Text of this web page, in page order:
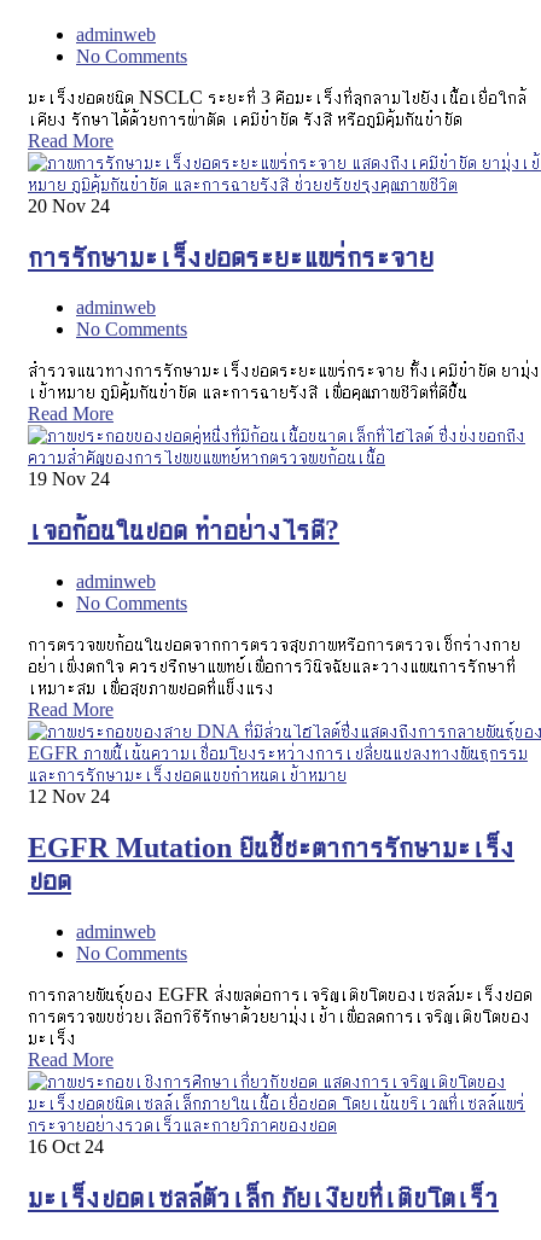
adminweb
No Comments
มะเร็งปอดชนิด NSCLC ระยะที่ 3 คือมะเร็งที่ลุกลามไปยังเนื้อเยื่อใกล้
เคียง รักษาได้ด้วยการผ่าตัด เคมีบำบัด รังสี หรือภูมิคุ้มกันบำบัด
Read More
20 Nov 24
การรักษามะเร็งปอดระยะแพร่กระจาย
adminweb
No Comments
สำรวจแนวทางการรักษามะเร็งปอดระยะแพร่กระจาย ทั้งเคมีบำบัด ยามุ่ง
เป้าหมาย ภูมิคุ้มกันบำบัด และการฉายรังสี เพื่อคุณภาพชีวิตที่ดีขึ้น
Read More
19 Nov 24
เจอก้อนในปอด ทำอย่างไรดี?
adminweb
No Comments
การตรวจพบก้อนในปอดจากการตรวจสุขภาพหรือการตรวจเช็กร่างกาย
อย่าเพิ่งตกใจ ควรปรึกษาแพทย์เพื่อการวินิจฉัยและวางแผนการรักษาที่
เหมาะสม เพื่อสุขภาพปอดที่แข็งแรง
Read More
12 Nov 24
EGFR Mutation ยีนชี้ชะตาการรักษามะเร็ง
ปอด
adminweb
No Comments
การกลายพันธุ์ของ EGFR ส่งผลต่อการเจริญเติบโตของเซลล์มะเร็งปอด
การตรวจพบช่วยเลือกวิธีรักษาด้วยยามุ่งเป้าเพื่อลดการเจริญเติบโตของ
มะเร็ง
Read More
16 Oct 24
มะเร็งปอดเซลล์ตัวเล็ก ภัยเงียบที่เติบโตเร็ว